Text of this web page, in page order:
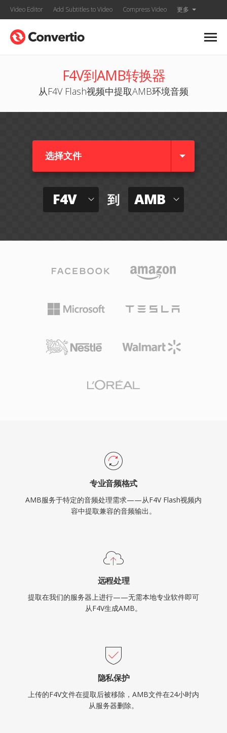
Video Editor Add Subtitles to Video Compress Video 更多
F4V到AMB转换器
从F4V Flash视频中提取AMB环境音频
选择文件
F4V 到 AMB
专业音频格式
AMB服务于特定的音频处理需求——从F4V Flash视频内
容中提取兼容的音频输出。
远程处理
提取在我们的服务器上进行——无需本地专业软件即可
从F4V生成AMB。
隐私保护
上传的F4V文件在提取后被移除，AMB文件在24小时内
从服务器删除。